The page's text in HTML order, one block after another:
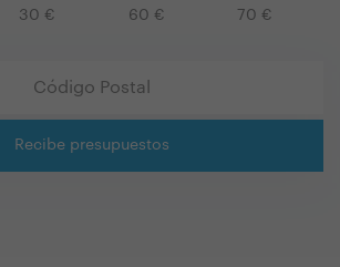
30 € 60 € 70 €
Recibe presupuestos